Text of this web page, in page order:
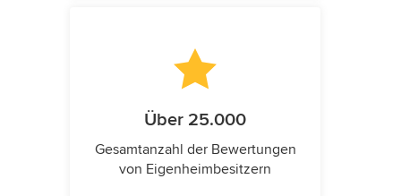
Über 25.000
Gesamtanzahl der Bewertungen
von Eigenheimbesitzern